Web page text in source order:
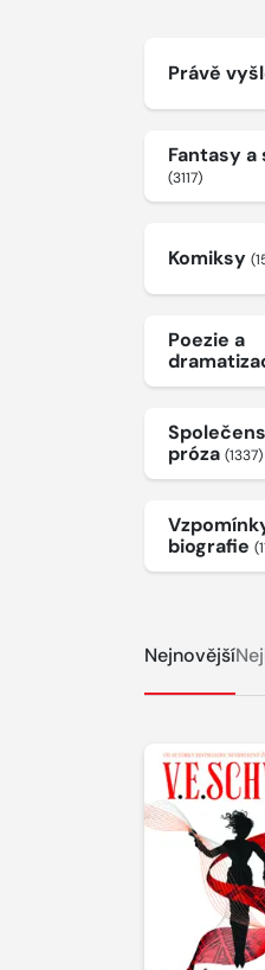
Právě
Fantasy
(3117)
Komiksy
Poezie a
próza (1337)
biografie
Nejnovější